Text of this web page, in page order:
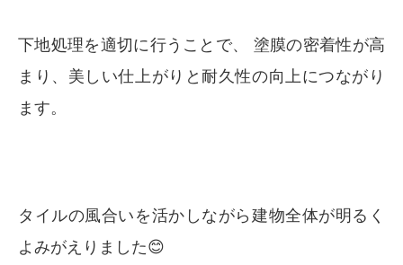
下地処理を適切に行うことで、 塗膜の密着性が高
まり、美しい仕上がりと耐久性の向上につながり
ます。
タイルの風合いを活かしながら建物全体が明るく
よみがえりました😊